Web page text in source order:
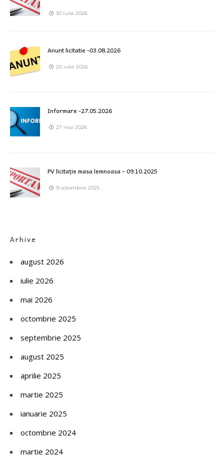
30 iulie 2026
Anunt licitatie -03.08.2026
20 iulie 2026
Informare -27.05.2026
27 mai 2026
PV licitație masa lemnoasa – 09.10.2025
9 octombrie 2025
Arhive
august 2026
iulie 2026
mai 2026
octombrie 2025
septembrie 2025
august 2025
aprilie 2025
martie 2025
ianuarie 2025
octombrie 2024
martie 2024